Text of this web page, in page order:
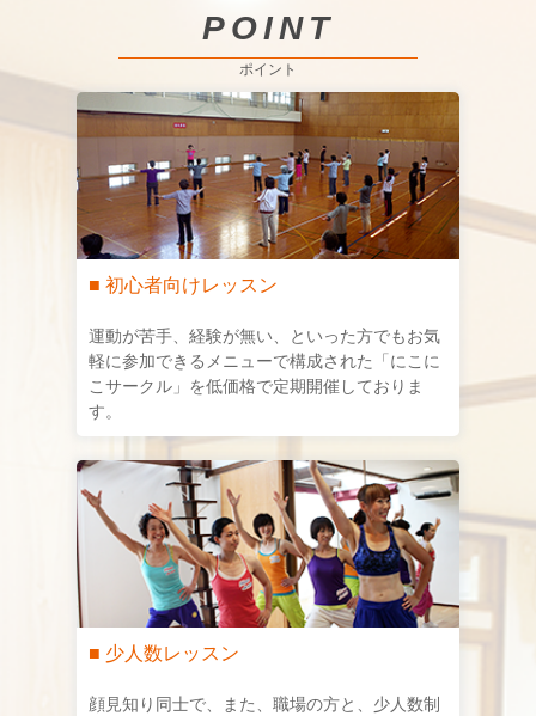
POINT
ポイント
■ 初心者向けレッスン
運動が苦手、経験が無い、といった方でもお気
軽に参加できるメニューで構成された「にこに
こサークル」を低価格で定期開催しておりま
す。
■ 少人数レッスン
顔見知り同士で、また、職場の方と、少人数制